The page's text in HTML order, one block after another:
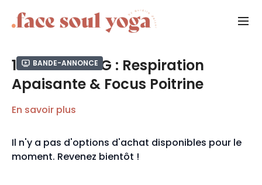
Bande-annonce
14 min - NFNG : Respiration
Apaisante & Focus Poitrine
En savoir plus
Il n'y a pas d'options d'achat disponibles pour le
moment. Revenez bientôt !